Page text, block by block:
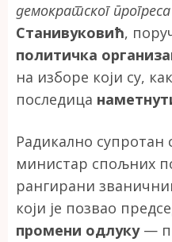
демократског прогреса
Станивуковић,
политичка
на изборе који су,
последица
Радикално супротан
министар спољних
рангирани
који је позвао
промени одлуку—